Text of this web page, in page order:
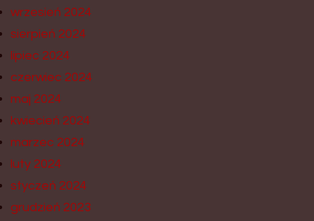
wrzesień 2024
sierpień 2024
lipiec 2024
czerwiec 2024
maj 2024
kwiecień 2024
marzec 2024
luty 2024
styczeń 2024
grudzień 2023